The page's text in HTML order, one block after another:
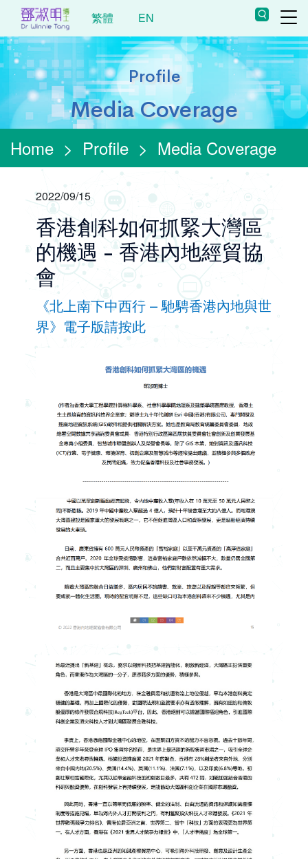
繁體 EN
Profile
Media Coverage
Home > Profile > Media Coverage
2022/09/15
香港創科如何抓緊大灣區
的機遇 - 香港內地經貿協
會
《北上南下中西行 – 馳騁香港內地與世
界》電子版請按此